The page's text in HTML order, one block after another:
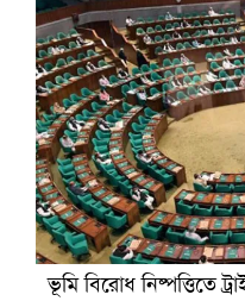
সৌদিতে ব্যাপক ধরপাকড়,
ভূমি বিরোধ নিষ্পত্তিতে